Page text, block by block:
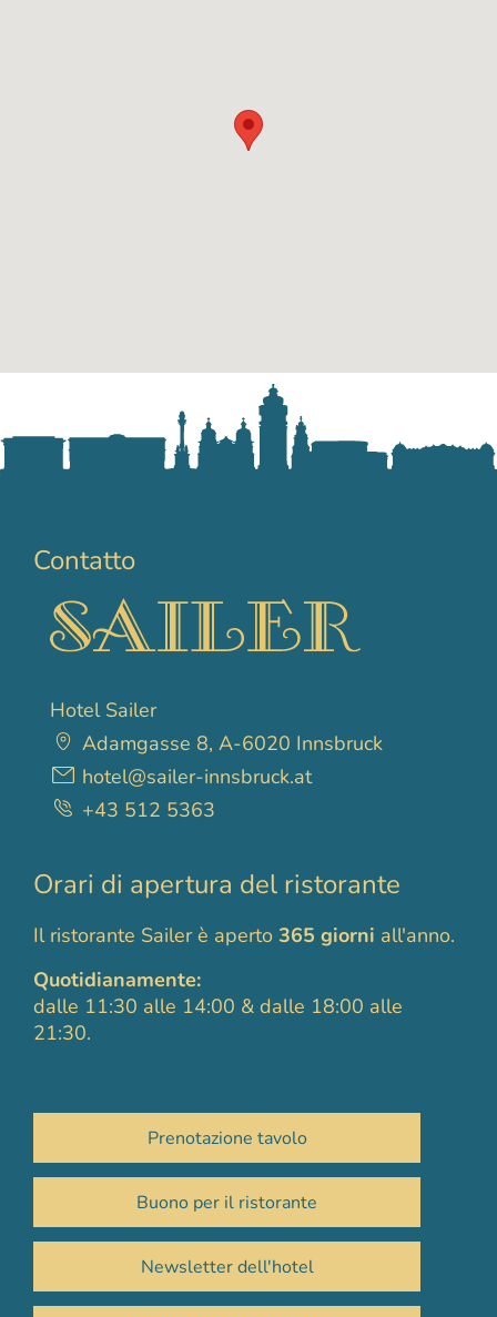
Contatto
Hotel Sailer
Adamgasse 8, A-6020 Innsbruck
hotel@sailer-innsbruck.at
+43 512 5363
Orari di apertura del ristorante
Il ristorante Sailer è aperto 365 giorni all'anno.
Quotidianamente:
dalle 11:30 alle 14:00 & dalle 18:00 alle
21:30.
Prenotazione tavolo
Buono per il ristorante
Newsletter dell'hotel